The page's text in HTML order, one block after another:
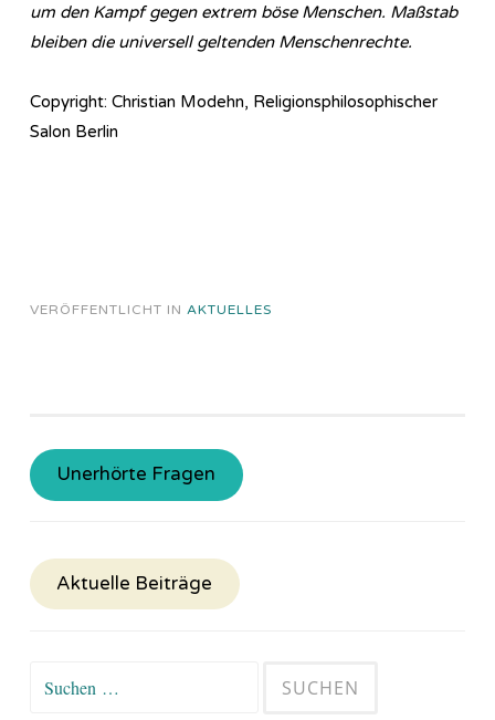
um den Kampf gegen extrem böse Menschen. Maßstab
bleiben die universell geltenden Menschenrechte.
Copyright: Christian Modehn, Religionsphilosophischer
Salon Berlin
VERÖFFENTLICHT IN AKTUELLES
Unerhörte Fragen
Aktuelle Beiträge
Suchen